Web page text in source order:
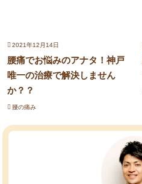
2021年12月14日
腰痛でお悩みのアナタ！神戸
唯一の治療で解決しません
か？？
腰の痛み